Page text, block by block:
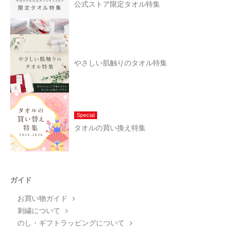
公式ストア限定タオル特集
やさしい肌触りのタオル特集
Special
タオルの買い換え特集
ガイド
お買い物ガイド
刺繍について
のし・ギフトラッピングについて